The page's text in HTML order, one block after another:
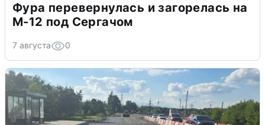
Фура перевернулась и загорелась на
М-12 под Сергачом
7 августа 0